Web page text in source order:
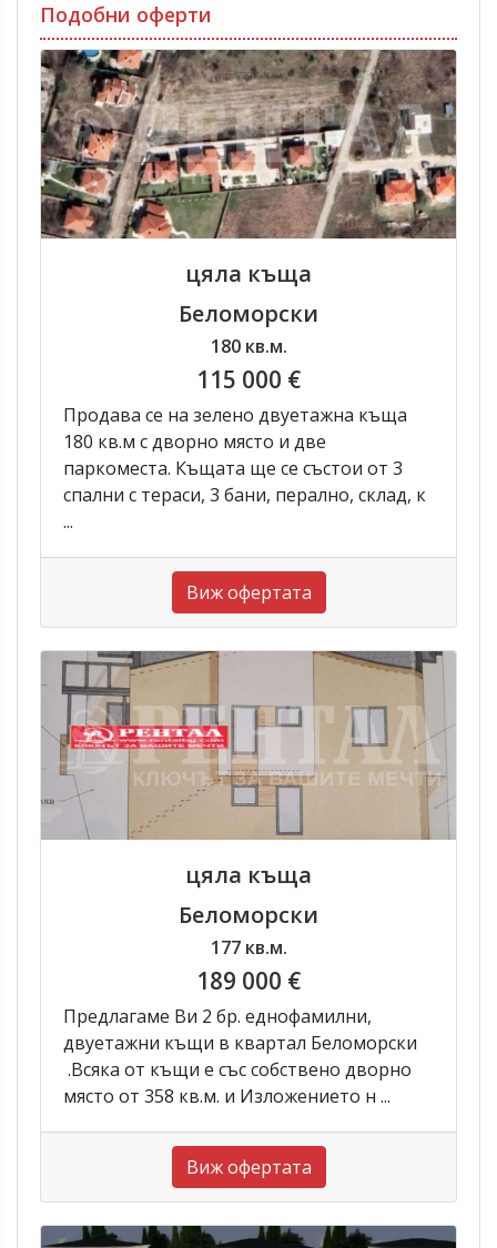
Подобни оферти
цяла къща
Беломорски
180 кв.м.
115 000 €
Продава се на зелено двуетажна къща
180 кв.м с дворно място и две
паркоместа. Къщата ще се състои от 3
спални с тераси, 3 бани, перално, склад, к
...
Виж офертата
цяла къща
Беломорски
177 кв.м.
189 000 €
Предлагаме Ви 2 бр. еднофамилни,
двуетажни къщи в квартал Беломорски
.Всяка от къщи е със собствено дворно
място от 358 кв.м. и Изложението н ...
Виж офертата